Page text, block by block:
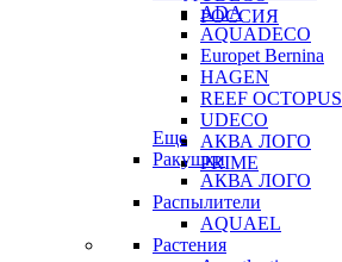
РОССИЯ
ADA
AQUADECO
Europet Bernina
HAGEN
REEF OCTOPUS
UDECO
АКВА ЛОГО
PRIME
Еще
Ракушки
АКВА ЛОГО
Распылители
AQUAEL
Растения